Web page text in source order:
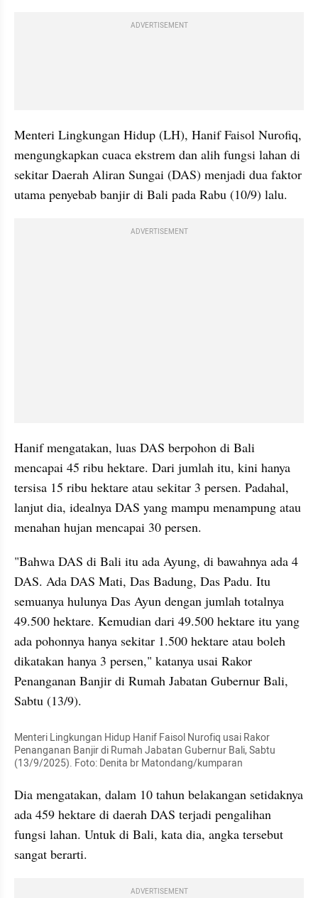
ADVERTISEMENT
Menteri Lingkungan Hidup (LH), Hanif Faisol Nurofiq,
mengungkapkan cuaca ekstrem dan alih fungsi lahan di
sekitar Daerah Aliran Sungai (DAS) menjadi dua faktor
utama penyebab banjir di Bali pada Rabu (10/9) lalu.
ADVERTISEMENT
Hanif mengatakan, luas DAS berpohon di Bali
mencapai 45 ribu hektare. Dari jumlah itu, kini hanya
tersisa 15 ribu hektare atau sekitar 3 persen. Padahal,
lanjut dia, idealnya DAS yang mampu menampung atau
menahan hujan mencapai 30 persen.
"Bahwa DAS di Bali itu ada Ayung, di bawahnya ada 4
DAS. Ada DAS Mati, Das Badung, Das Padu. Itu
semuanya hulunya Das Ayun dengan jumlah totalnya
49.500 hektare. Kemudian dari 49.500 hektare itu yang
ada pohonnya hanya sekitar 1.500 hektare atau boleh
dikatakan hanya 3 persen," katanya usai Rakor
Penanganan Banjir di Rumah Jabatan Gubernur Bali,
Sabtu (13/9).
Menteri Lingkungan Hidup Hanif Faisol Nurofiq usai Rakor
Penanganan Banjir di Rumah Jabatan Gubernur Bali, Sabtu
(13/9/2025). Foto: Denita br Matondang/kumparan
Dia mengatakan, dalam 10 tahun belakangan setidaknya
ada 459 hektare di daerah DAS terjadi pengalihan
fungsi lahan. Untuk di Bali, kata dia, angka tersebut
sangat berarti.
ADVERTISEMENT